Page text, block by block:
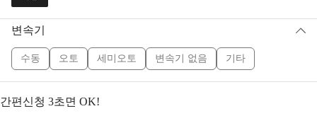
변속기
수동 오토 세미오토 변속기 없음 기타
간편신청 3초면 OK!